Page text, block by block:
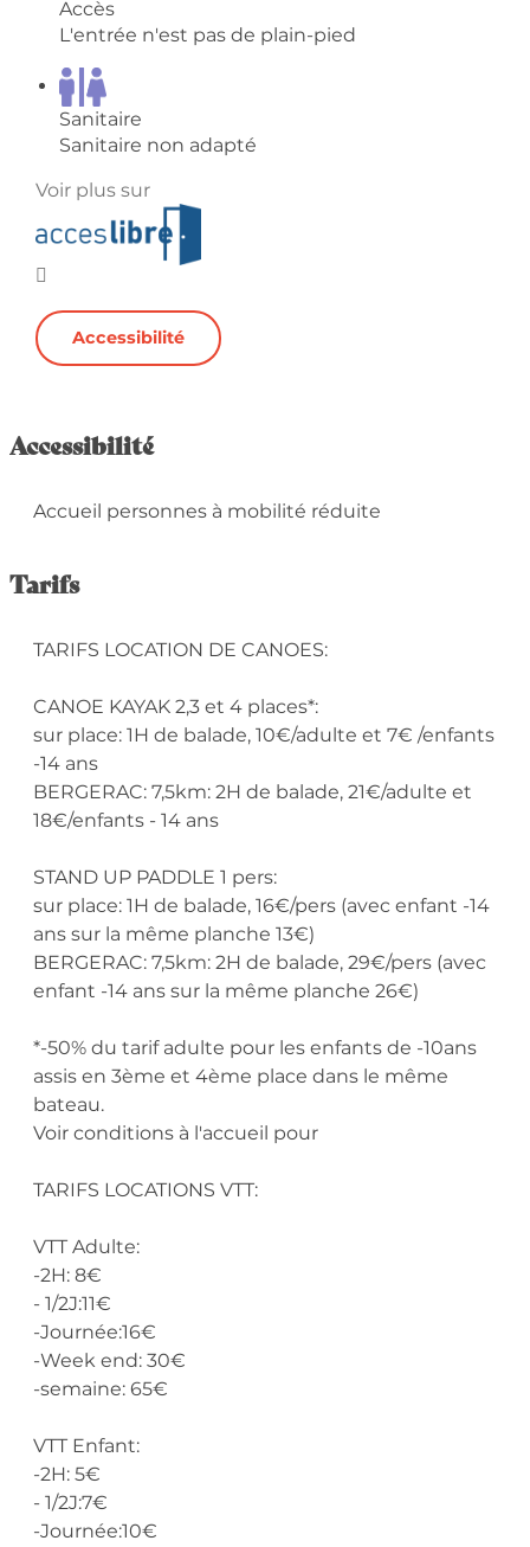
Accès
L'entrée n'est pas de plain-pied
Sanitaire
Sanitaire non adapté
Voir plus sur
Accessibilité
Accessibilité
Accueil personnes à mobilité réduite
Tarifs
TARIFS LOCATION DE CANOES:
CANOE KAYAK 2,3 et 4 places*:
sur place: 1H de balade, 10€/adulte et 7€ /enfants
-14 ans
BERGERAC: 7,5km: 2H de balade, 21€/adulte et
18€/enfants - 14 ans
STAND UP PADDLE 1 pers:
sur place: 1H de balade, 16€/pers (avec enfant -14
ans sur la même planche 13€)
BERGERAC: 7,5km: 2H de balade, 29€/pers (avec
enfant -14 ans sur la même planche 26€)
*-50% du tarif adulte pour les enfants de -10ans
assis en 3ème et 4ème place dans le même
bateau.
Voir conditions à l'accueil pour
TARIFS LOCATIONS VTT:
VTT Adulte:
-2H: 8€
- 1/2J:11€
-Journée:16€
-Week end: 30€
-semaine: 65€
VTT Enfant:
-2H: 5€
- 1/2J:7€
-Journée:10€